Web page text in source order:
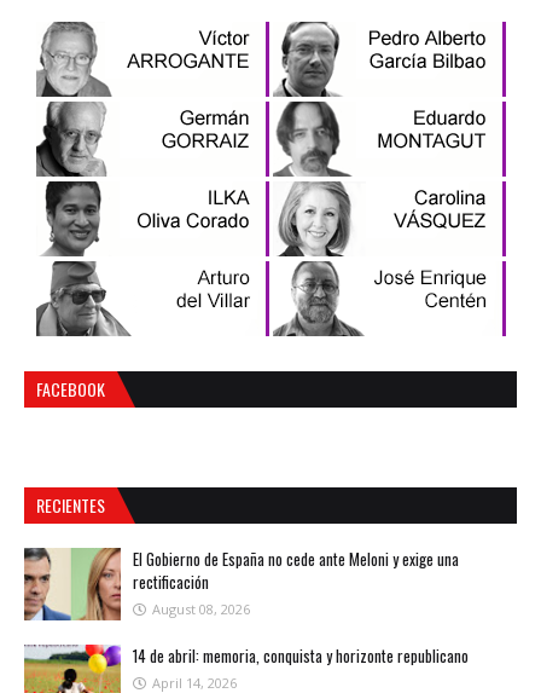
FACEBOOK
RECIENTES
El Gobierno de España no cede ante Meloni y exige una
rectificación
August 08, 2026
14 de abril: memoria, conquista y horizonte republicano
April 14, 2026